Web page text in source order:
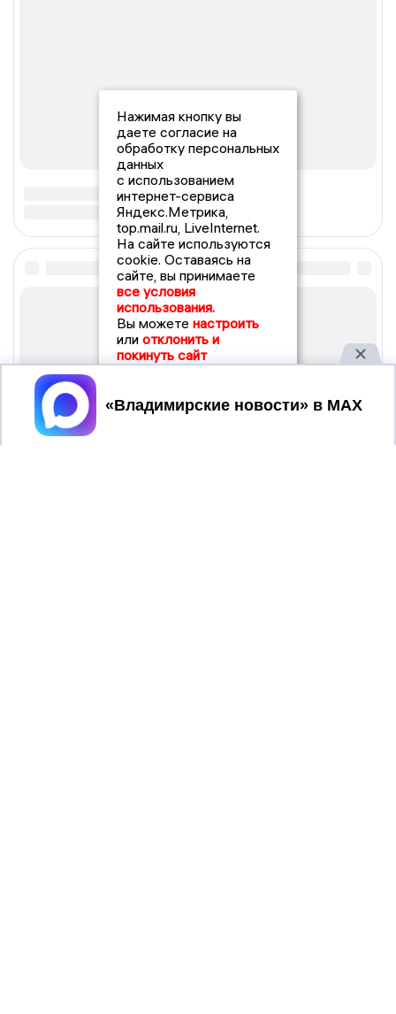
Нажимая кнопку вы
даете согласие на
обработку персональных
данных
с использованием
интернет-сервиса
Яндекс.Метрика,
top.mail.ru, LiveInternet.
На сайте используются
cookie. Оставаясь на
сайте, вы принимаете
все условия
использования.
Вы можете настроить
или отклонить и
покинуть сайт
Принять